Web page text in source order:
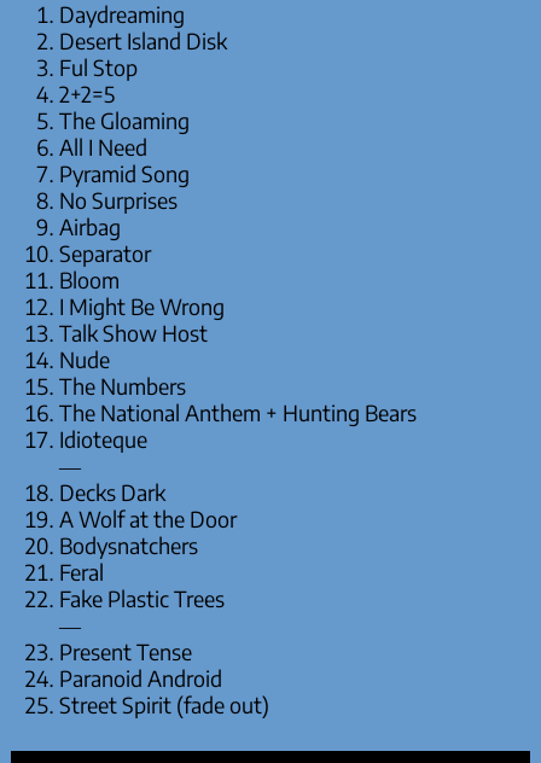
Daydreaming
Desert Island Disk
Ful Stop
2+2=5
The Gloaming
All I Need
Pyramid Song
No Surprises
Airbag
Separator
Bloom
I Might Be Wrong
Talk Show Host
Nude
The Numbers
The National Anthem + Hunting Bears
Idioteque
—
Decks Dark
A Wolf at the Door
Bodysnatchers
Feral
Fake Plastic Trees
—
Present Tense
Paranoid Android
Street Spirit (fade out)